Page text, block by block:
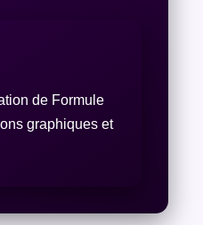
de Formule
graphiques et